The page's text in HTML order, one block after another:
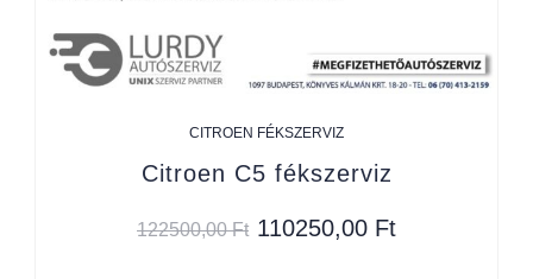
CITROEN FÉKSZERVIZ
Citroen C5 fékszerviz
122500,00Ft 110250,00 Ft